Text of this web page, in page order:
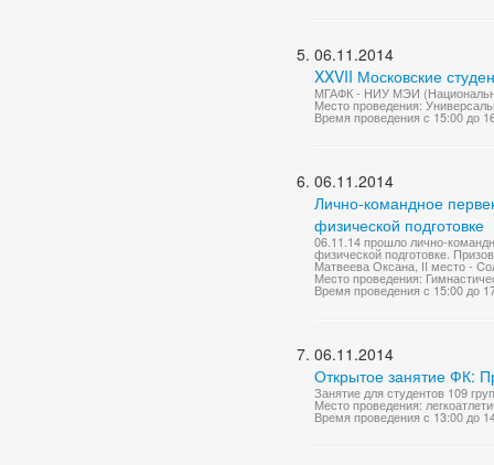
06.11.2014
XXVII Московские
МГАФК - НИУ МЭИ
Место проведения:
Время проведения с 15:00 до
06.11.2014
Лично-командное
физической подготовке
06.11.14 прошло лично-
физической подготовке.
Матвеева Оксана, II место -
Место проведения:
Время проведения с 15:00 до
06.11.2014
Открытое занятие ФК:
Занятие для студентов 109
Место проведения:
Время проведения с 13:00 до